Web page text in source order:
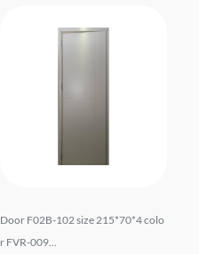
Door F02B-102 size 215*70*4 colo
r FVR-009...